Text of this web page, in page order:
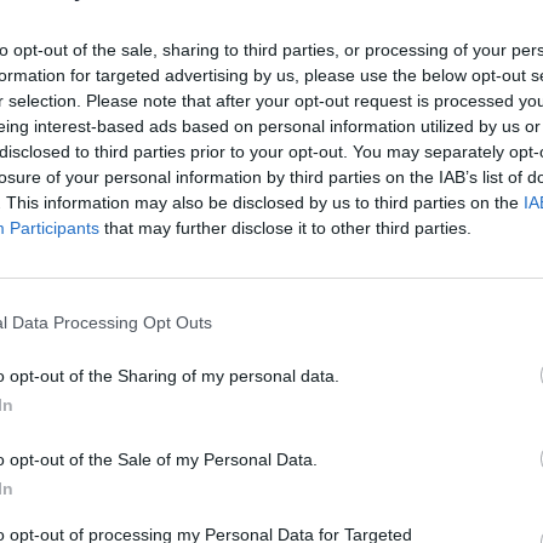
opt-out of the sale, sharing to third parties, or processing of your
for targeted advertising by us, please use the below opt-out
selection. Please note that after your opt-out request is processed
interest-based ads based on personal information utilized by us
to third parties prior to your opt-out. You may separately
of your personal information by third parties on the IAB’s list of
This information may also be disclosed by us to third parties on the
Participants that may further disclose it to other third parties.
Data Processing Opt Outs
opt-out of the Sharing of my personal data.
opt-out of the Sale of my Personal Data.
opt-out of processing my Personal Data for Targeted
est de plus en plus prescrite en France. Or,
d’overdose. On fait le point.
de 25%
au CHU de Bordeaux observe unehausse
aux autres traitements. LA Bretagne fait aussi
de l’oxycodone a augmenté en France de
1.3k
1.3k
4